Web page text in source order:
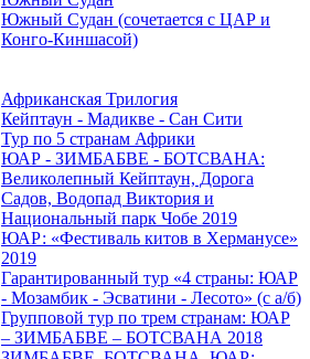
Южный Судан (сочетается с ЦАР и
Конго-Киншасой)
Африканская Трилогия
Кейптаун - Мадикве - Сан Сити
Тур по 5 странам Африки
ЮАР - ЗИМБАБВЕ - БОТСВАНА:
Великолепный Кейптаун, Дорога
Садов, Водопад Виктория и
Национальный парк Чобе 2019
ЮАР: «Фестиваль китов в Херманусе»
2019
Гарантированный тур «4 страны: ЮАР
- Мозамбик - Эсватини - Лесото» (с а/б)
Групповой тур по трем странам: ЮАР
– ЗИМБАБВЕ – БОТСВАНА 2018